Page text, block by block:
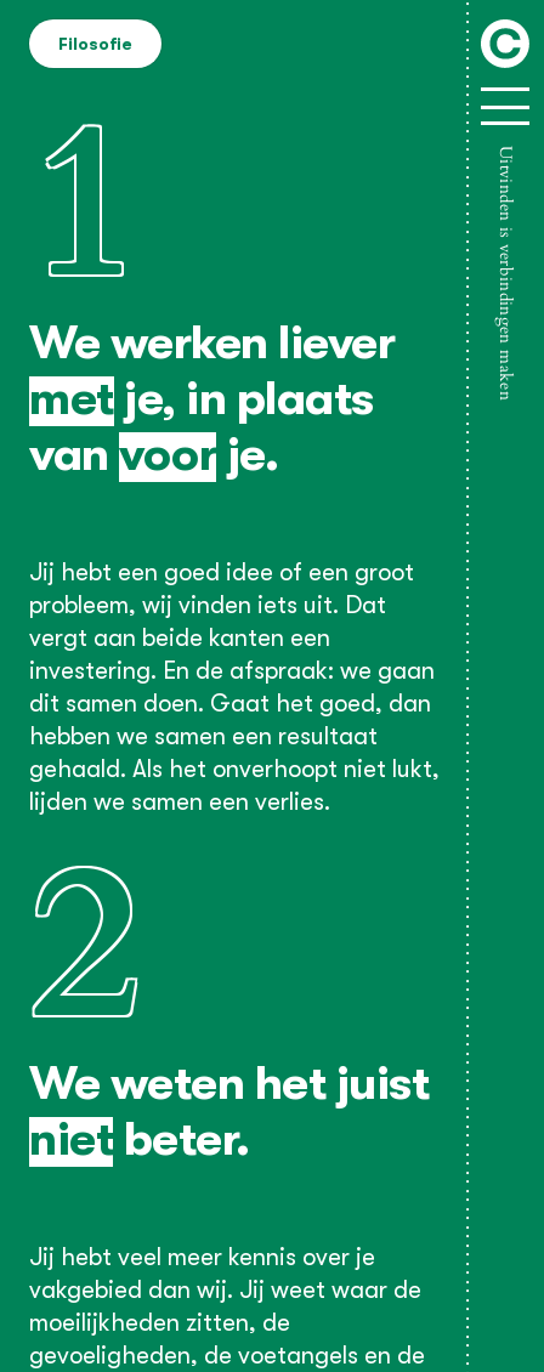
Uitvinden is verbindingen maken
Filosofie
1
We werken liever
metje, in plaats
vanvoor je.
Jij hebt een goed idee of een groot
probleem, wij vinden iets uit. Dat
vergt aan beide kanten een
investering. En de afspraak: we gaan
dit samen doen. Gaat het goed, dan
hebben we samen een resultaat
gehaald. Als het onverhoopt niet lukt,
lijden we samen een verlies.
2
We weten het juist
niet beter.
Jij hebt veel meer kennis over je
vakgebied dan wij. Jij weet waar de
moeilijkheden zitten, de
gevoeligheden, de voetangels en de